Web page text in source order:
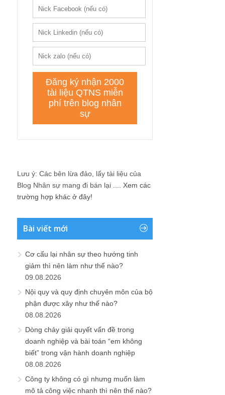
Lưu ý: Các bên lừa đảo, lấy tài liệu của
Blog Nhân sự mang đi bán lại .... Xem các
trường hợp khác ở đây!
Bài viết mới
Cơ cấu lại nhân sự theo hướng tinh
giảm thì nên làm như thế nào?
09.08.2026
Nội quy và quy định chuyên môn của bộ
phận được xây như thế nào?
08.08.2026
Dòng chảy giải quyết vấn đề trong
doanh nghiệp và bài toán “em không
biết” trong vận hành doanh nghiệp
08.08.2026
Công ty không có gì nhưng muốn làm
mô tả công việc nhanh thì nên thế nào?